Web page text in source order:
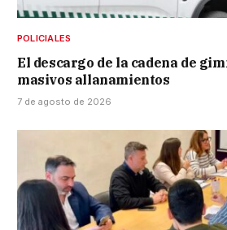
POLICIALES
El descargo de la cadena de
masivos allanamientos
7 de agosto de 2026